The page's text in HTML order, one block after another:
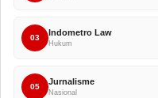
03
Indometro Law
Hukum
05
Jurnalisme
Nasional